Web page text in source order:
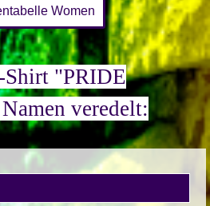
Women
"PRIDE
veredelt: